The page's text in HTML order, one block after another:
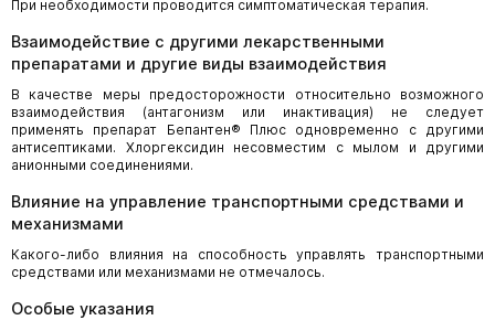
При необходимости проводится симптоматическая терапия.
Взаимодействие с другими лекарственными
препаратами и другие виды взаимодействия
В качестве меры предосторожности относительно возможного
взаимодействия (антагонизм или инактивация) не следует
применять препарат Бепантен® Плюс одновременно с другими
антисептиками. Хлоргексидин несовместим с мылом и другими
анионными соединениями.
Влияние на управление транспортными средствами и
механизмами
Какого-либо влияния на способность управлять транспортными
средствами или механизмами не отмечалось.
Особые указания